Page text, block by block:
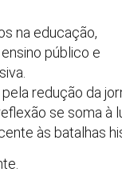
na educação,
público e
redução da
se soma à
às batalhas